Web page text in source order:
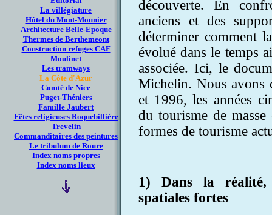
La villégiature
Hôtel du Mont-Mounier
Architecture Belle-Epoque
Thermes de Berthemeont
Construction refuges CAF
Moulinet
Les tramways
La Côte d'Azur
Comté de Nice
Puget-Théniers
Famille Jaubert
Fêtes religieuses Roquebillière
Trevelin
Commanditaires des peintures
Le tribulum de Roure
Index noms propres
Index noms lieux
découverte. En
anciens et des
déterminer comment
évolué dans le temps
associée. Ici, le
Michelin. Nous avons
et 1996, les années
du tourisme de
formes de tourisme
1) Dans la réalité,
spatiales fortes